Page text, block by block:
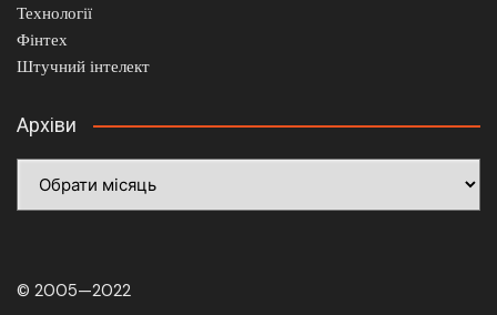
Технології
Фінтех
Штучний інтелект
Архіви
© 2005—2022